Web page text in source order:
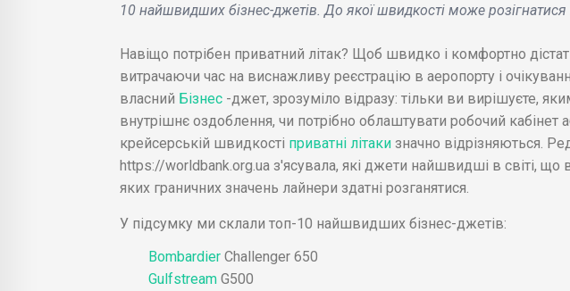
10 найшвидших бізнес-джетів. До якої швидкості може розігнатися
Навіщо потрібен приватний літак? Щоб швидко і комфортно
витрачаючи час на виснажливу реєстрацію в аеропорту і
власний Бізнес -джет, зрозуміло відразу: тільки ви вирішуєте,
внутрішнє оздоблення, чи потрібно облаштувати робочий кабінет
крейсерській швидкості приватні літаки значно відрізняються.
https://worldbank.org.ua з'ясувала, які джети найшвидші в світі, що
яких граничних значень лайнери здатні розганятися.
У підсумку ми склали топ-10 найшвидших бізнес-джетів:
BombardierChallenger 650
GulfstreamG500
Названі 5 найбільших
анонсів Nintendo Direct в
червні 2023 р..
БІЗНЕС НОВИНИ
Показ перевидання
«Русалоньки» від Disney
зібрав 118 мільйонів
доларів за вихідні .